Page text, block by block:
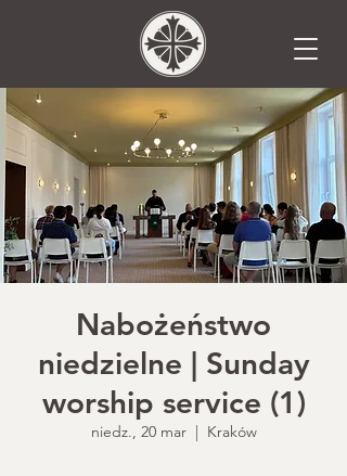
Nabożeństwo
niedzielne | Sunday
worship service (1)
niedz., 20 mar
  |
Kraków